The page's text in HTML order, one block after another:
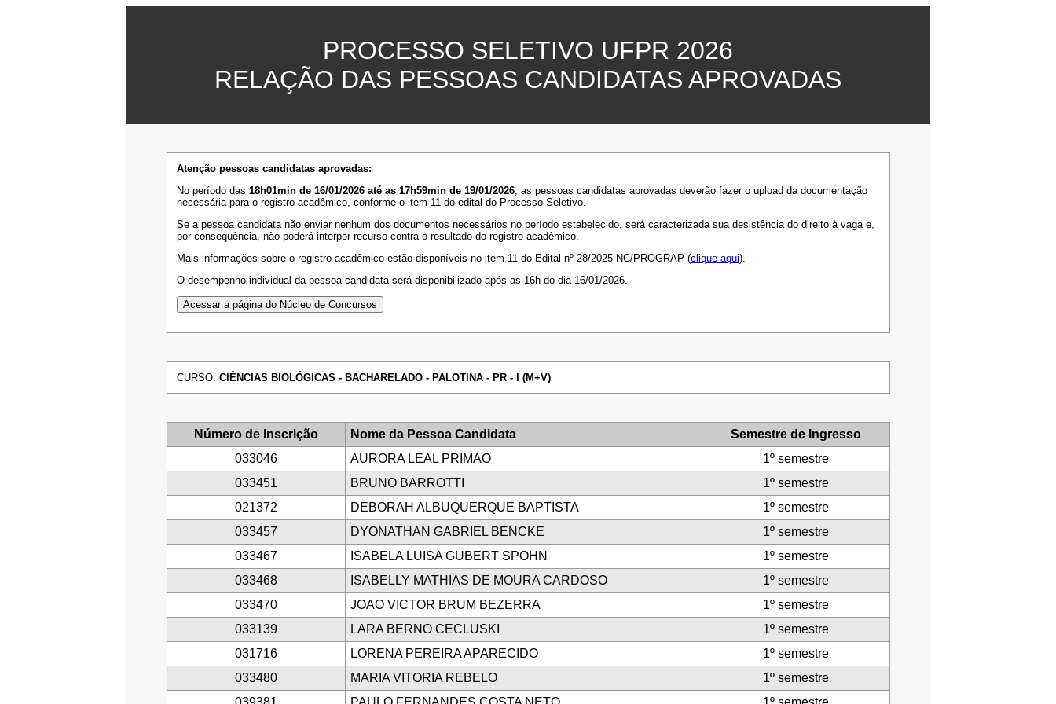
PROCESSO SELETIVO UFPR 2026
RELAÇÃO DAS PESSOAS CANDIDATAS APROVADAS
Atenção pessoas candidatas aprovadas:
No período das 18h01min de 16/01/2026 até as 17h59min de 19/01/2026, as pessoas candidatas aprovadas deverão fazer o upload da documentação
necessária para o registro acadêmico, conforme o item 11 do edital do Processo Seletivo.
Se a pessoa candidata não enviar nenhum dos documentos necessários no período estabelecido, será caracterizada sua desistência do direito à vaga e,
por consequência, não poderá interpor recurso contra o resultado do registro acadêmico.
Mais informações sobre o registro acadêmico estão disponíveis no item 11 do Edital nº 28/2025-NC/PROGRAP (clique aqui).
O desempenho individual da pessoa candidata será disponibilizado após as 16h do dia 16/01/2026.
CURSO: CIÊNCIAS BIOLÓGICAS - BACHARELADO - PALOTINA - PR - I (M+V)
Número de Inscrição Nome da Pessoa Candidata
Semestre de Ingresso
033046
AURORA LEAL PRIMAO
1º semestre
033451
BRUNO BARROTTI
1º semestre
021372
DEBORAH ALBUQUERQUE BAPTISTA
1º semestre
033457
DYONATHAN GABRIEL BENCKE
1º semestre
033467
ISABELA LUISA GUBERT SPOHN
1º semestre
033468
ISABELLY MATHIAS DE MOURA CARDOSO
1º semestre
033470
JOAO VICTOR BRUM BEZERRA
1º semestre
033139
LARA BERNO CECLUSKI
1º semestre
031716
LORENA PEREIRA APARECIDO
1º semestre
033480
MARIA VITORIA REBELO
1º semestre